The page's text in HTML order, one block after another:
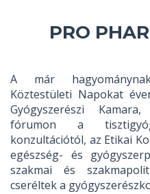
PRO
A már
Köztestületi Napokat
Gyógyszerészi
fórumon a
konzultációtól, az Etikai
egészség- és
szakmai és
cseréltek a